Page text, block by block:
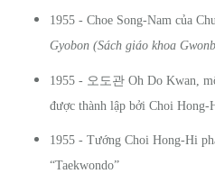
1955 - Choe Song-Nam của
Gyobon (Sách giáo khoa
1955 - 오도관 Oh Do Kwan,
được thành lập bởi Choi Hong-
1955 - Tướng Choi Hong-Hi
“Taekwondo”